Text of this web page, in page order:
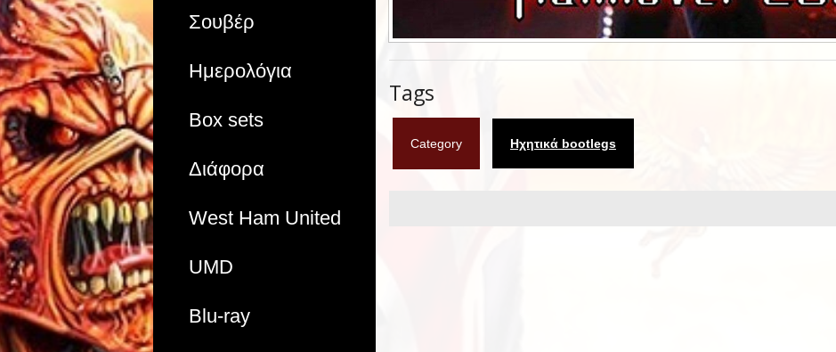
Σουβέρ
Ημερολόγια
Box sets
Διάφορα
West Ham United
UMD
Blu-ray
Tags
Category Ηχητικά bootlegs